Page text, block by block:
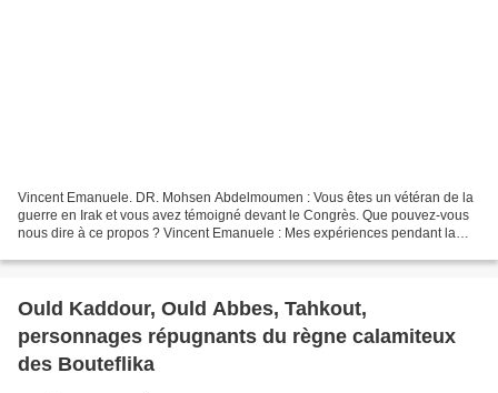
Vincent Emanuele. DR. Mohsen Abdelmoumen : Vous êtes un vétéran de la
guerre en Irak et vous avez témoigné devant le Congrès. Que pouvez-vous
nous dire à ce propos ? Vincent Emanuele : Mes expériences pendant la
Ould Kaddour, Ould Abbes, Tahkout,
personnages répugnants du règne calamiteux
des Bouteflika